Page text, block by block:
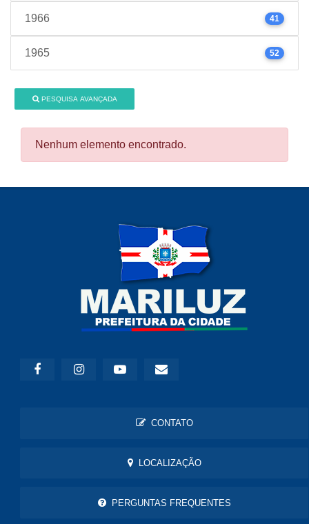
1966 41
1965 52
PESQUISA AVANÇADA
Nenhum elemento encontrado.
CONTATO
LOCALIZAÇÃO
PERGUNTAS FREQUENTES